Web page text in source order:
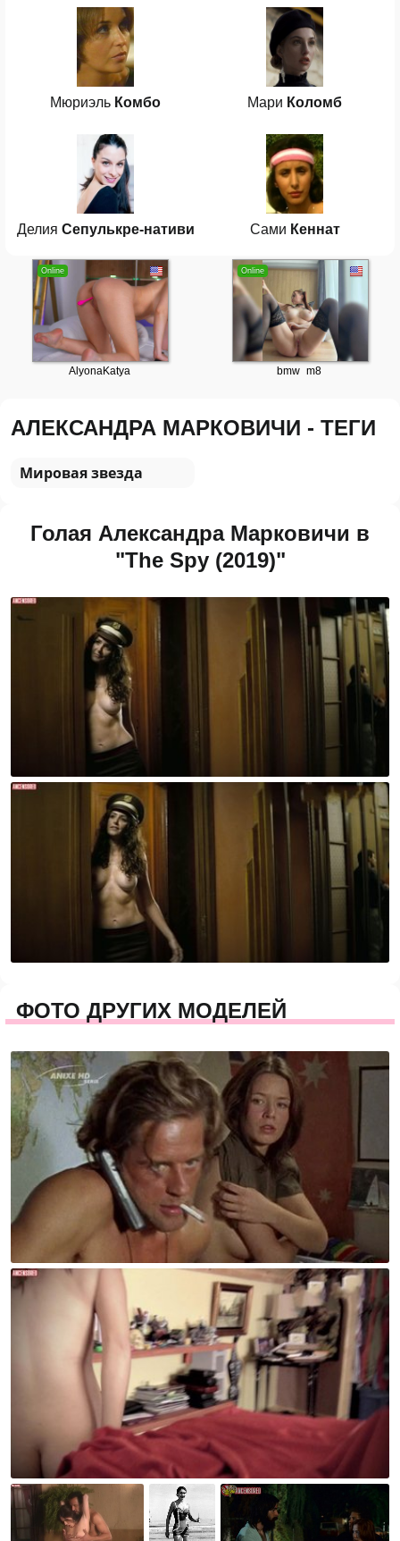
Мюриэль Комбо Мари Коломб
Делия Сепулькре-нативи Сами Кеннат
АЛЕКСАНДРА МАРКОВИЧИ - ТЕГИ
Мировая звезда
Голая Александра Марковичи в
"The Spy (2019)"
ФОТО ДРУГИХ МОДЕЛЕЙ